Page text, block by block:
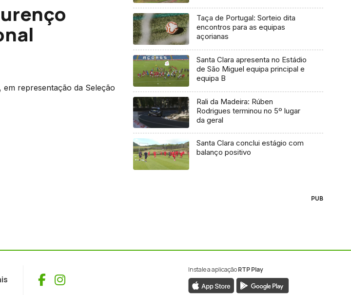
representação da Seleção
Taça de Portugal: Sorteio dita
encontros para as equipas
açorianas
Santa Clara apresenta no Estádio
de São Miguel equipa principal e
equipa B
Rali da Madeira: Rúben
Rodrigues terminou no 5º lugar
da geral
Santa Clara conclui estágio com
balanço positivo
PUB
Facebook
Instagram
Instale a aplicaçãoRTP Play